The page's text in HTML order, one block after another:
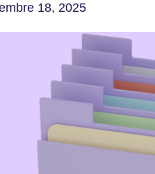
18, 2025